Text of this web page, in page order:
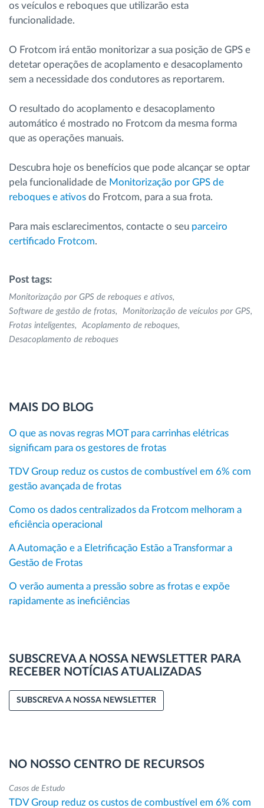
os veículos e reboques que utilizarão esta
funcionalidade.
O Frotcom irá então monitorizar a sua posição de GPS e
detetar operações de acoplamento e desacoplamento
sem a necessidade dos condutores as reportarem.
O resultado do acoplamento e desacoplamento
automático é mostrado no Frotcom da mesma forma
que as operações manuais.
Descubra hoje os benefícios que pode alcançar se optar
pela funcionalidade de Monitorização por GPS de
reboques e ativos do Frotcom, para a sua frota.
Para mais esclarecimentos, contacte o seu parceiro
certificado Frotcom.
Post tags:
Monitorização por GPS de reboques e ativos
Software de gestão de frotas
Monitorização de veículos por GPS
Frotas inteligentes
Acoplamento de reboques
Desacoplamento de reboques
MAIS DO BLOG
O que as novas regras MOT para carrinhas elétricas
significam para os gestores de frotas
TDV Group reduz os custos de combustível em 6% com
gestão avançada de frotas
Como os dados centralizados da Frotcom melhoram a
eficiência operacional
A Automação e a Eletrificação Estão a Transformar a
Gestão de Frotas
O verão aumenta a pressão sobre as frotas e expõe
rapidamente as ineficiências
SUBSCREVA A NOSSA NEWSLETTER PARA
RECEBER NOTÍCIAS ATUALIZADAS
SUBSCREVA A NOSSA NEWSLETTER
NO NOSSO CENTRO DE RECURSOS
Casos de Estudo
TDV Group reduz os custos de combustível em 6% com